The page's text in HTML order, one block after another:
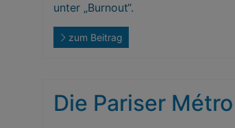
unter „Burnout“.
zum Beitrag
Die Pariser